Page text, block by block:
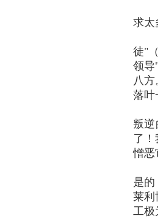
求太
徒"
领导
八
落叶
叛逆
了
憎恶
是
莱利
工极